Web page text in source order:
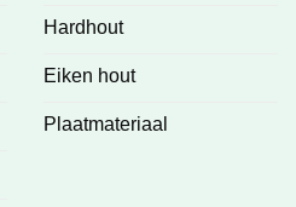
Hardhout
Eiken hout
Plaatmateriaal